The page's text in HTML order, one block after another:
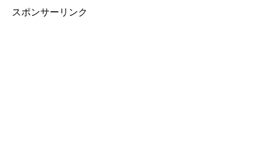
スポンサーリンク